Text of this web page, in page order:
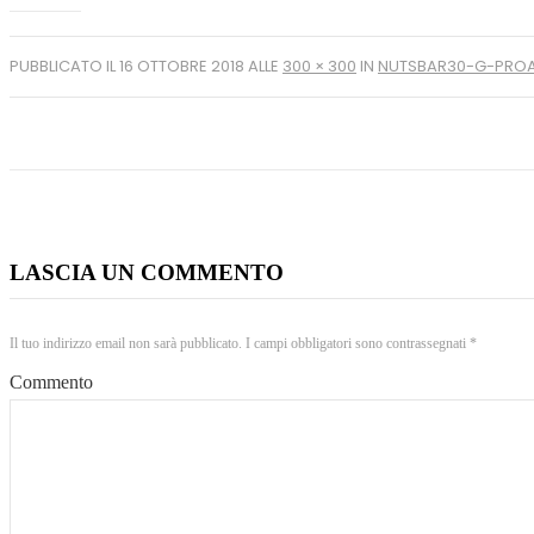
PUBBLICATO IL16 OTTOBRE 2018 ALLE 300 × 300 IN NUTSBAR30-G-
LASCIA UN COMMENTO
Il tuo indirizzo email non sarà pubblicato. I campi obbligatori sono contrassegnati *
Commento